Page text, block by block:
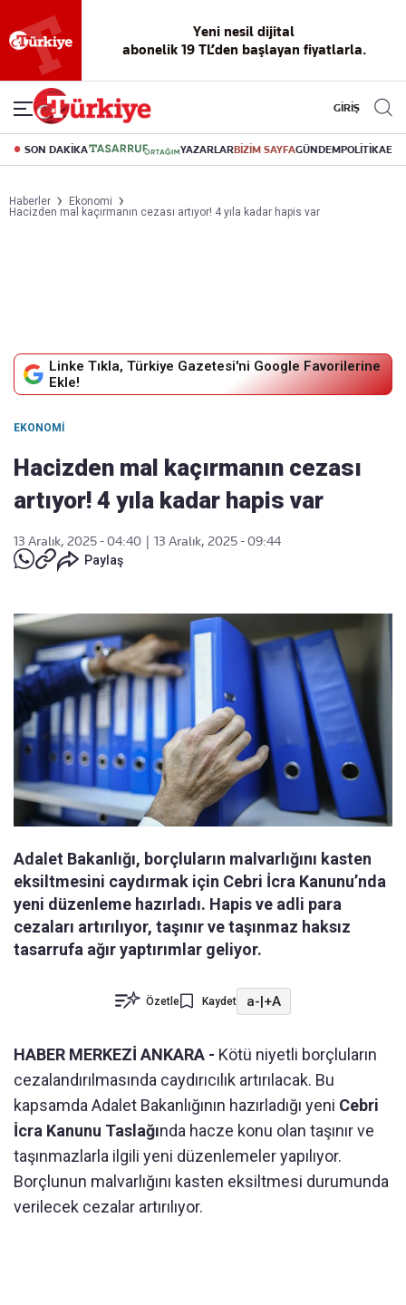
Yeni nesil dijital
abonelik 19 TL’den başlayan fiyatlarla.
GİRİŞ
SON DAKİKA YAZARLARBİZİM SAYFAGÜNDEMPOLİTİKA
Haberler
Ekonomi
Hacizden mal kaçırmanın cezası artıyor! 4 yıla kadar hapis var
Linke Tıkla, Türkiye Gazetesi'ni Google Favorilerine
Ekle!
EKONOMI
Hacizden mal kaçırmanın cezası
artıyor! 4 yıla kadar hapis var
13 Aralık, 2025 - 04:40
13 Aralık, 2025 - 09:44
Paylaş
Adalet Bakanlığı, borçluların malvarlığını kasten
eksiltmesini caydırmak için Cebri İcra Kanunu’nda
yeni düzenleme hazırladı. Hapis ve adli para
cezaları artırılıyor, taşınır ve taşınmaz haksız
tasarrufa ağır yaptırımlar geliyor.
Özetle Kaydet a-|+A
HABER MERKEZİ ANKARA - Kötü niyetli borçluların
cezalandırılmasında caydırıcılık artırılacak. Bu
kapsamda Adalet Bakanlığının hazırladığı yeni Cebri
İcra Kanunu Taslağında hacze konu olan taşınır ve
taşınmazlarla ilgili yeni düzenlemeler yapılıyor.
Borçlunun malvarlığını kasten eksiltmesi durumunda
verilecek cezalar artırılıyor.